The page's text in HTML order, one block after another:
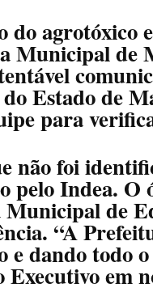
do agrotóxico
Municipal de
Estado de
para
não foi
pelo Indea. O
de
“A
e dando todo
Executivo em